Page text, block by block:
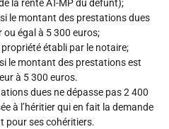
la rente AT-MP du défunt);
le montant des prestations dues
ou égal à 5 300 euros;
établi par le notaire;
le montant des prestations est
à 5 300 euros.
dues ne dépasse pas 2 400
à l’héritier qui en fait la demande
pour ses cohéritiers.